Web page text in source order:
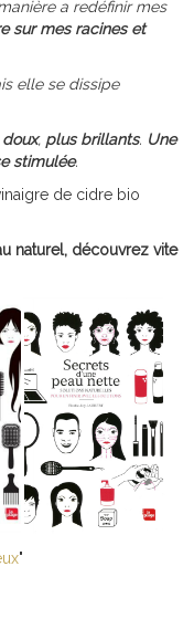
a redéfinir mes
sur mes racines et
elle se dissipe
, plus brillants. Une
stimulée.
de cidre bio
naturel, découvrez vite
"